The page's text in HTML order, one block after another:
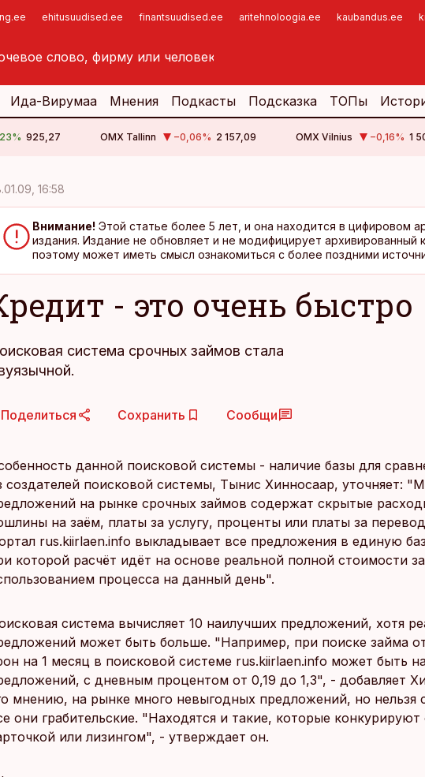
ehitusuudised.ee finantsuudised.ee aritehnoloogia.ee kaubandus.ee
Ида-Вирумаа Мнения Подкасты Подсказка ТОПы
% 925,27 OMX Tallinn −0,06% 2 157,09 OMX Vilnius −0,16% 1
16:58
Внимание! Этой статье более 5 лет, и она находится в цифировом
издания. Издание не обновляет и не модифицирует архивированный
поэтому может иметь смысл ознакомиться с более поздними
- это очень быстро
система срочных займов стала
Поделиться Сохранить Сообщи
данной поисковой системы - наличие базы для
создателей поисковой системы, Тынис Хинносаар, уточняет:
на рынке срочных займов содержат скрытые
на заём, платы за услугу, проценты или платы за
rus.kiirlaen.info выкладывает все предложения в единую
которой расчёт идёт на основе реальной полной стоимости
процесса на данный день".
система вычисляет 10 наилучших предложений, хотя
может быть больше. "Например, при поиске займа
на 1 месяц в поисковой системе rus.kiirlaen.info может быть
с дневным процентом от 0,19 до 1,3", - добавляет
мнению, на рынке много невыгодных предложений, но нельзя
они грабительские. "Находятся и такие, которые
или лизингом", - утверждает он.